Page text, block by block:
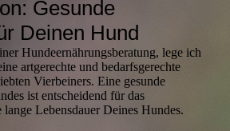
Gesunde
Deinen Hund
Hundeernährungsberatung, lege ich
artgerechte und bedarfsgerechte
Vierbeiners. Eine gesunde
ist entscheidend für das
Lebensdauer Deines Hundes.